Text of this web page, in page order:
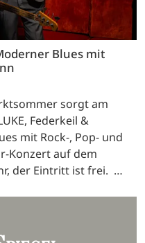
Blues mit
sorgt am
Federkeil &
mit Rock-, Pop- und
Konzert auf dem
der Eintritt ist frei. …